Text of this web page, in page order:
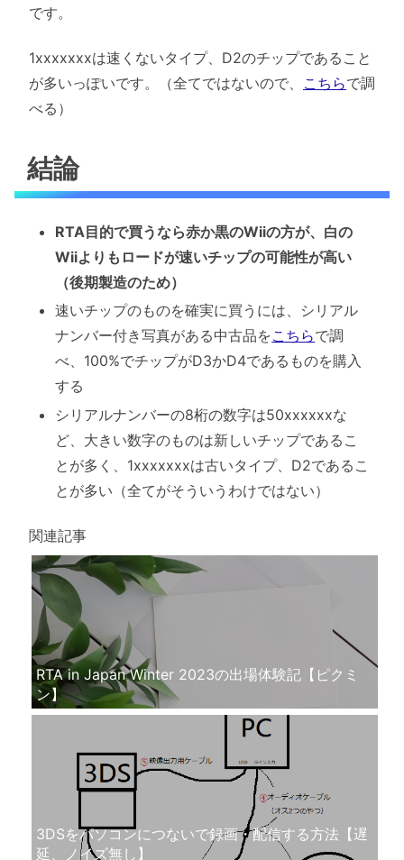
です。
1xxxxxxxは速くないタイプ、D2のチップであること
が多いっぽいです。（全てではないので、 こちらで調
べる）
結論
RTA目的で買うなら赤か黒のWiiの方が、白の
Wiiよりもロードが速いチップの可能性が高い
（後期製造のため）
速いチップのものを確実に買うには、シリアル
ナンバー付き写真がある中古品をこちらで調
べ、100%でチップがD3かD4であるものを購入
する
シリアルナンバーの8桁の数字は50xxxxxxな
ど、大きい数字のものは新しいチップであるこ
とが多く、1xxxxxxxは古いタイプ、D2であるこ
とが多い（全てがそういうわけではない）
関連記事
RTA in Japan Winter 2023の出場体験記【ピクミ
ン】
3DSをパソコンにつないで録画・配信する方法【遅
延、ノイズ無し】